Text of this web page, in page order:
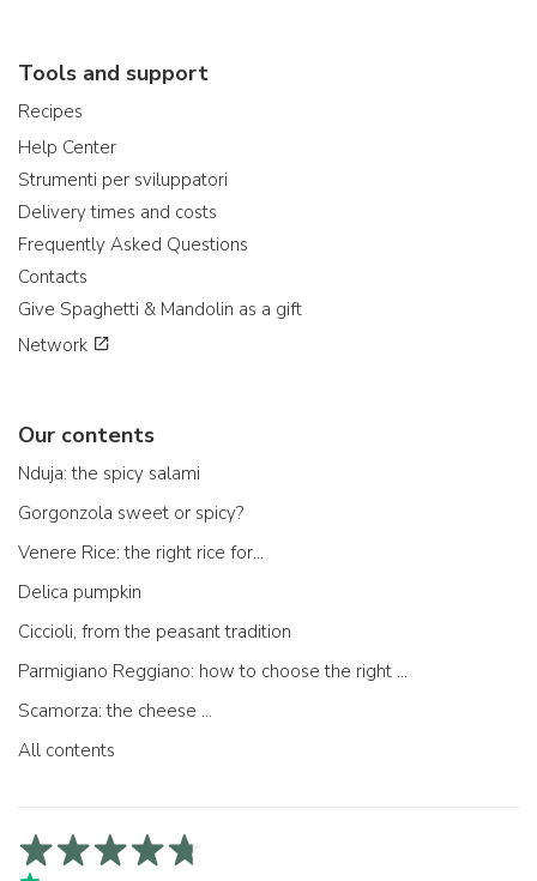
Tools and support
Recipes
Help Center
Strumenti per sviluppatori
Delivery times and costs
Frequently Asked Questions
Contacts
Give Spaghetti & Mandolin as a gift
Network
Our contents
Nduja: the spicy salami
Gorgonzola sweet or spicy?
Venere Rice: the right rice for...
Delica pumpkin
Ciccioli, from the peasant tradition
Parmigiano Reggiano: how to choose the right one
Scamorza: the cheese ...
All contents